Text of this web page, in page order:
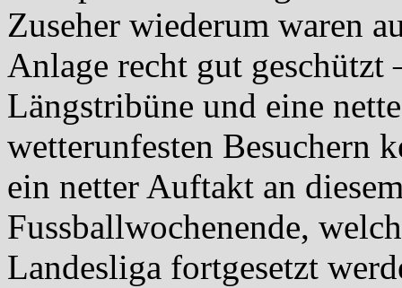
Zuseher wiederum waren
Anlage recht gut geschützt
Längstribüne und eine
wetterunfesten Besuchern
ein netter Auftakt an
Fussballwochenende,
Landesliga fortgesetzt